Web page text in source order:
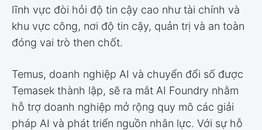
lĩnh vực đòi hỏi độ tin cậy cao như tài chính và
khu vực công, nơi độ tin cậy, quản trị và an toàn
đóng vai trò then chốt.
Temus, doanh nghiệp AI và chuyển đổi số được
Temasek thành lập, sẽ ra mắt AI Foundry nhằm
hỗ trợ doanh nghiệp mở rộng quy mô các giải
pháp AI và phát triển nguồn nhân lực. Với sự hỗ